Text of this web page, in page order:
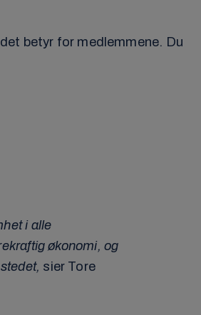
betyr for medlemmene. Du
i alle
økonomi, og
sier Tore